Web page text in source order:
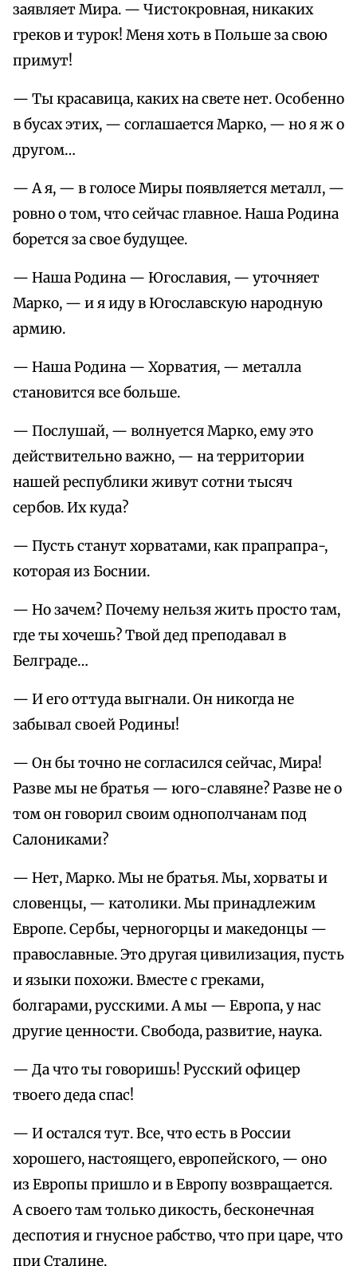
заявляет Мира. — Чистокровная, никаких
греков и турок! Меня хоть в Польше за свою
примут!
— Ты красавица, каких на свете нет. Особенно
в бусах этих, — соглашается Марко, — но я ж о
другом…
— А я, — в голосе Миры появляется металл, —
ровно о том, что сейчас главное. Наша Родина
борется за свое будущее.
— Наша Родина — Югославия, — уточняет
Марко, — и я иду в Югославскую народную
армию.
— Наша Родина — Хорватия, — металла
становится все больше.
— Послушай, — волнуется Марко, ему это
действительно важно, — на территории
нашей республики живут сотни тысяч
сербов. Их куда?
— Пусть станут хорватами, как прапрапра-,
которая из Боснии.
— Но зачем? Почему нельзя жить просто там,
где ты хочешь? Твой дед преподавал в
Белграде…
— И его оттуда выгнали. Он никогда не
забывал своей Родины!
— Он бы точно не согласился сейчас, Мира!
Разве мы не братья — юго-славяне? Разве не о
том он говорил своим однополчанам под
Салониками?
— Нет, Марко. Мы не братья. Мы, хорваты и
словенцы, — католики. Мы принадлежим
Европе. Сербы, черногорцы и македонцы —
православные. Это другая цивилизация, пусть
и языки похожи. Вместе с греками,
болгарами, русскими. А мы — Европа, у нас
другие ценности. Свобода, развитие, наука.
— Да что ты говоришь! Русский офицер
твоего деда спас!
— И остался тут. Все, что есть в России
хорошего, настоящего, европейского, — оно
из Европы пришло и в Европу возвращается.
А своего там только дикость, бесконечная
деспотия и гнусное рабство, что при царе, что
при Сталине.